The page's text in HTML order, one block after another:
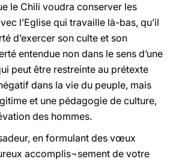
le Chili voudra conserver les
l’Eglise qui travaille là-bas, qu’il
d’exercer son culte et son
entendue non dans le sens d’une
peut être restreinte au prétexte
dans la vie du peuple, mais
et une pédagogie de culture,
des hommes.
en formulant des vœux
accomplis¬sement de votre